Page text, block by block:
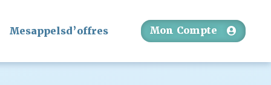
Mesappelsd’offres Mon Compte